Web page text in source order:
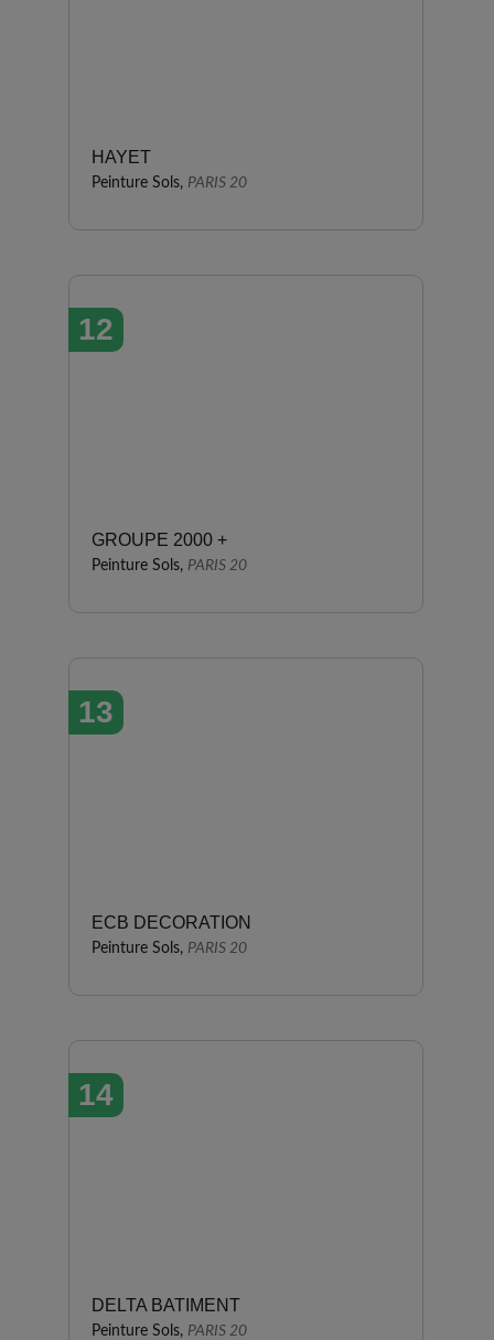
HAYET
Peinture Sols, PARIS 20
12
GROUPE 2000 +
Peinture Sols, PARIS 20
13
ECB DECORATION
Peinture Sols, PARIS 20
14
DELTA BATIMENT
Peinture Sols, PARIS 20